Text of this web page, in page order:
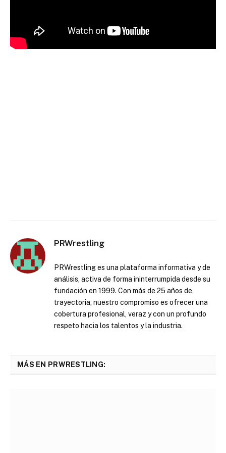
PRWrestling
PRWrestling es una plataforma informativa y de
análisis, activa de forma ininterrumpida desde su
fundación en 1999. Con más de 25 años de
trayectoria, nuestro compromiso es ofrecer una
cobertura profesional, veraz y con un profundo
respeto hacia los talentos y la industria.
MÁS EN PRWRESTLING: